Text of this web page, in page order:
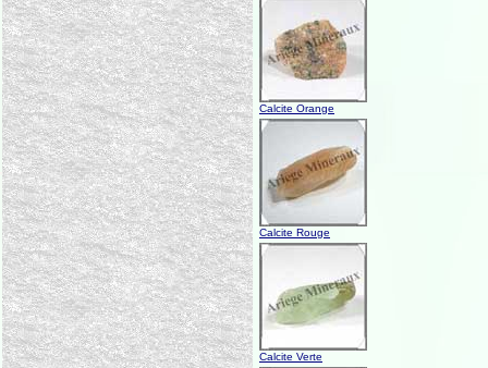
Calcite Orange
Calcite Rouge
Calcite Verte